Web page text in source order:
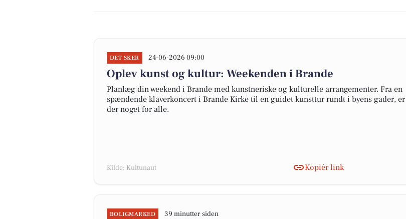
DET SKER 24-06-2026 09:00
Oplev kunst og kultur: Weekenden i Brande
Planlæg din weekend i Brande med kunstneriske og kulturelle arrangementer. Fra en
spændende klaverkoncert i Brande Kirke til en guidet kunsttur rundt i byens gader, er
der noget for alle.
Kilde: Kultunaut Kopiér link
BOLIGMARKED 39 minutter siden